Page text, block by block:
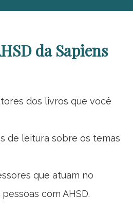
da Sapiens
dos livros que você
de leitura sobre os temas
que atuam no
com AHSD.